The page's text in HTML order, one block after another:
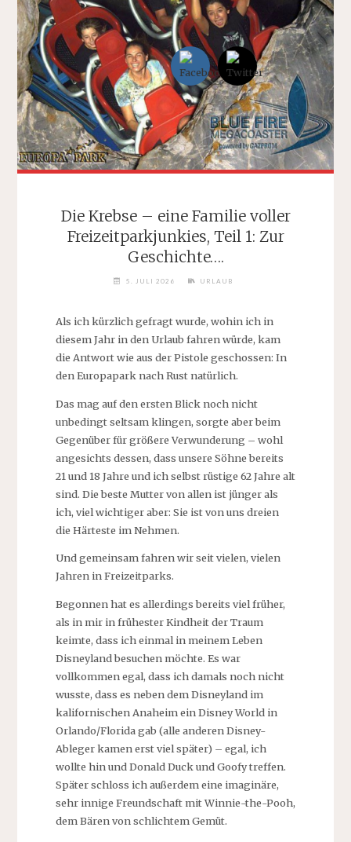
Die Krebse – eine Familie voller
Freizeitparkjunkies, Teil 1: Zur
Geschichte….
5. JULI 2026 URLAUB
Als ich kürzlich gefragt wurde, wohin ich in
diesem Jahr in den Urlaub fahren würde, kam
die Antwort wie aus der Pistole geschossen: In
den Europapark nach Rust natürlich.
Das mag auf den ersten Blick noch nicht
unbedingt seltsam klingen, sorgte aber beim
Gegenüber für größere Verwunderung – wohl
angesichts dessen, dass unsere Söhne bereits
21 und 18 Jahre und ich selbst rüstige 62 Jahre alt
sind. Die beste Mutter von allen ist jünger als
ich, viel wichtiger aber: Sie ist von uns dreien
die Härteste im Nehmen.
Und gemeinsam fahren wir seit vielen, vielen
Jahren in Freizeitparks.
Begonnen hat es allerdings bereits viel früher,
als in mir in frühester Kindheit der Traum
keimte, dass ich einmal in meinem Leben
Disneyland besuchen möchte. Es war
vollkommen egal, dass ich damals noch nicht
wusste, dass es neben dem Disneyland im
kalifornischen Anaheim ein Disney World in
Orlando/Florida gab (alle anderen Disney-
Ableger kamen erst viel später) – egal, ich
wollte hin und Donald Duck und Goofy treffen.
Später schloss ich außerdem eine imaginäre,
sehr innige Freundschaft mit Winnie-the-Pooh,
dem Bären von schlichtem Gemüt.